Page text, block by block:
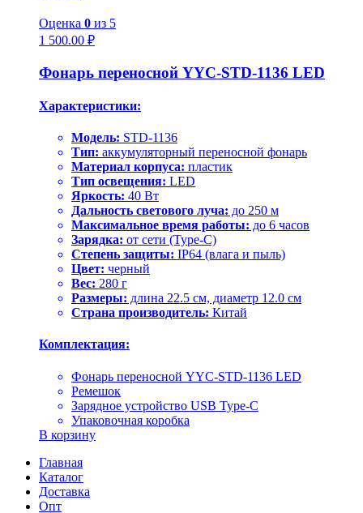
Оценка 0 из 5
1 500.00 ₽
Фонарь переносной YYC-STD-1136 LED
Характеристики:
Модель: STD-1136
Тип: аккумуляторный переносной фонарь
Материал корпуса: пластик
Тип освещения: LED
Яркость: 40 Вт
Дальность светового луча: до 250 м
Максимальное время работы: до 6 часов
Зарядка: от сети (Type-C)
Степень защиты: IP64 (влага и пыль)
Цвет: черный
Вес: 280 г
Размеры: длина 22.5 см, диаметр 12.0 см
Страна производитель: Китай
Комплектация:
Фонарь переносной YYC-STD-1136 LED
Ремешок
Зарядное устройство USB Type-C
Упаковочная коробка
В корзину
Главная
Каталог
Доставка
Опт